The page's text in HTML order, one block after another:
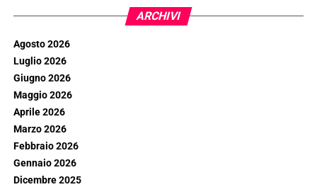
ARCHIVI
Agosto 2026
Luglio 2026
Giugno 2026
Maggio 2026
Aprile 2026
Marzo 2026
Febbraio 2026
Gennaio 2026
Dicembre 2025